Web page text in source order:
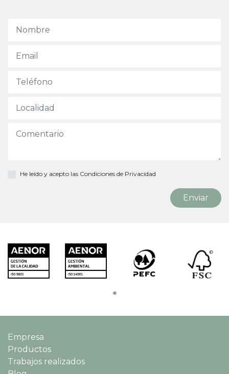
He leído y acepto las Condiciones de Privacidad
Empresa
Productos
Trabajos realizados